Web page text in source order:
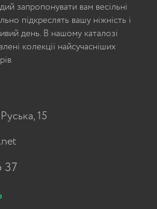
запропонувати вам весільні
підкреслять вашу ніжність і
день. В нашому каталозі
колекції найсучасніших
15
37